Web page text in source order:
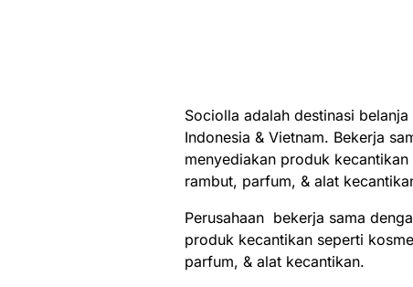
Sociolla adalah destinasi
Indonesia & Vietnam. Bekerja
menyediakan produk
rambut, parfum, & alat
Perusahaan bekerja sama
produk kecantikan seperti
parfum, & alat kecantikan.